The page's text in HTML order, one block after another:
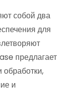
собой два
для
предлагает
и